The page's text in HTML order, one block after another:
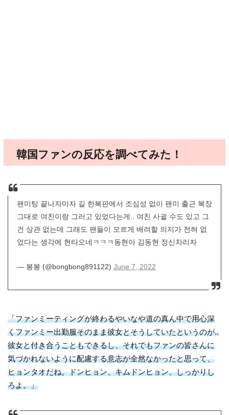
韓国ファンの反応を調べてみた！
팬미팅 끝나자마자 길 한복판에서 조심성 없이 팬미 출근 복장
그대로 여친이랑 그러고 있었다는게.. 여친 사귈 수도 있고 그
건 상관 없는데 그래도 팬들이 모르게 배려할 의지가 전혀 없
었다는 생각에 현타오네ㅋㅋㅋ동현아 김동현 정신차리자
— 봉봉 (@bongbong891122) June 7, 2022
「ファンミーティングが終わるやいなや道の真ん中で用心深
くファンミー出勤服そのまま彼女とそうしていたというのが..
彼女と付き合うこともできるし、それでもファンの皆さんに
気づかれないように配慮する意志が全然なかったと思って、
ヒョンタオだね。ドンヒョン、キムドンヒョン、しっかりし
ろよ。」